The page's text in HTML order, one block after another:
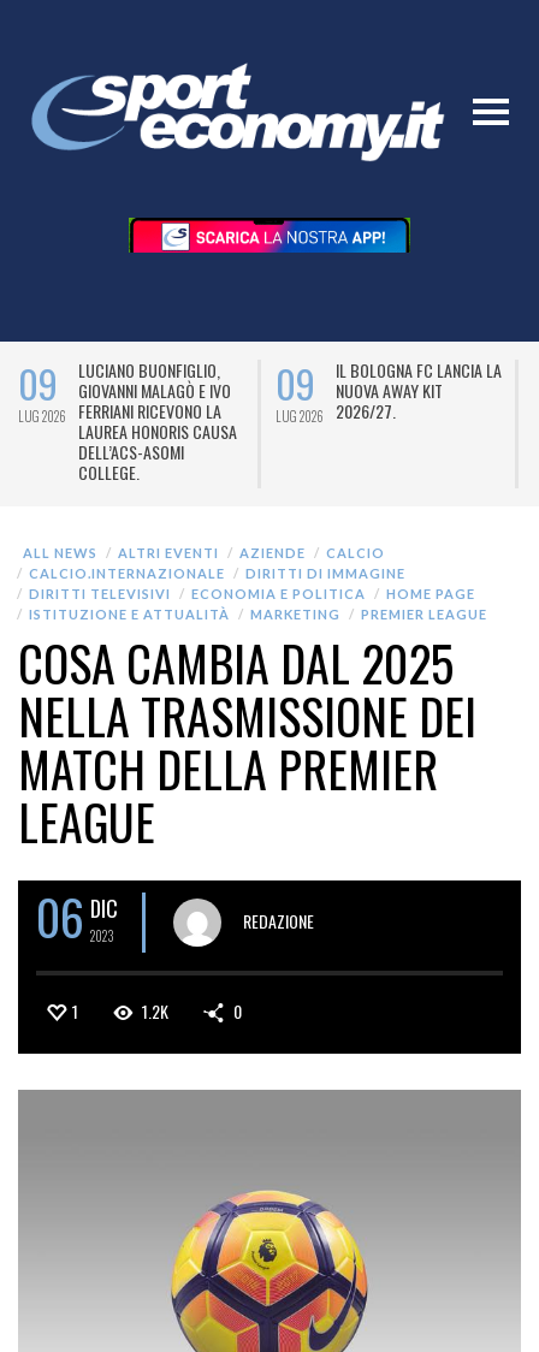
09
LUG 2026
LUCIANO BUONFIGLIO,
GIOVANNI MALAGÒ E IVO
FERRIANI RICEVONO LA
LAUREA HONORIS CAUSA
DELL’ACS-ASOMI
COLLEGE.
09
LUG 2026
IL BOLOGNA FC LANCIA LA
NUOVA AWAY KIT
2026/27.
ALL NEWS ALTRI EVENTI AZIENDE
CALCIO
CALCIO.INTERNAZIONALE
DIRITTI DI IMMAGINE
DIRITTI TELEVISIVI
ECONOMIA E POLITICA
HOME PAGE
ISTITUZIONE E ATTUALITÀ
MARKETING PREMIER LEAGUE
COSA CAMBIA DAL 2025
NELLA TRASMISSIONE DEI
MATCH DELLA PREMIER
LEAGUE
06 DIC
2023
REDAZIONE
1 1.2K 0